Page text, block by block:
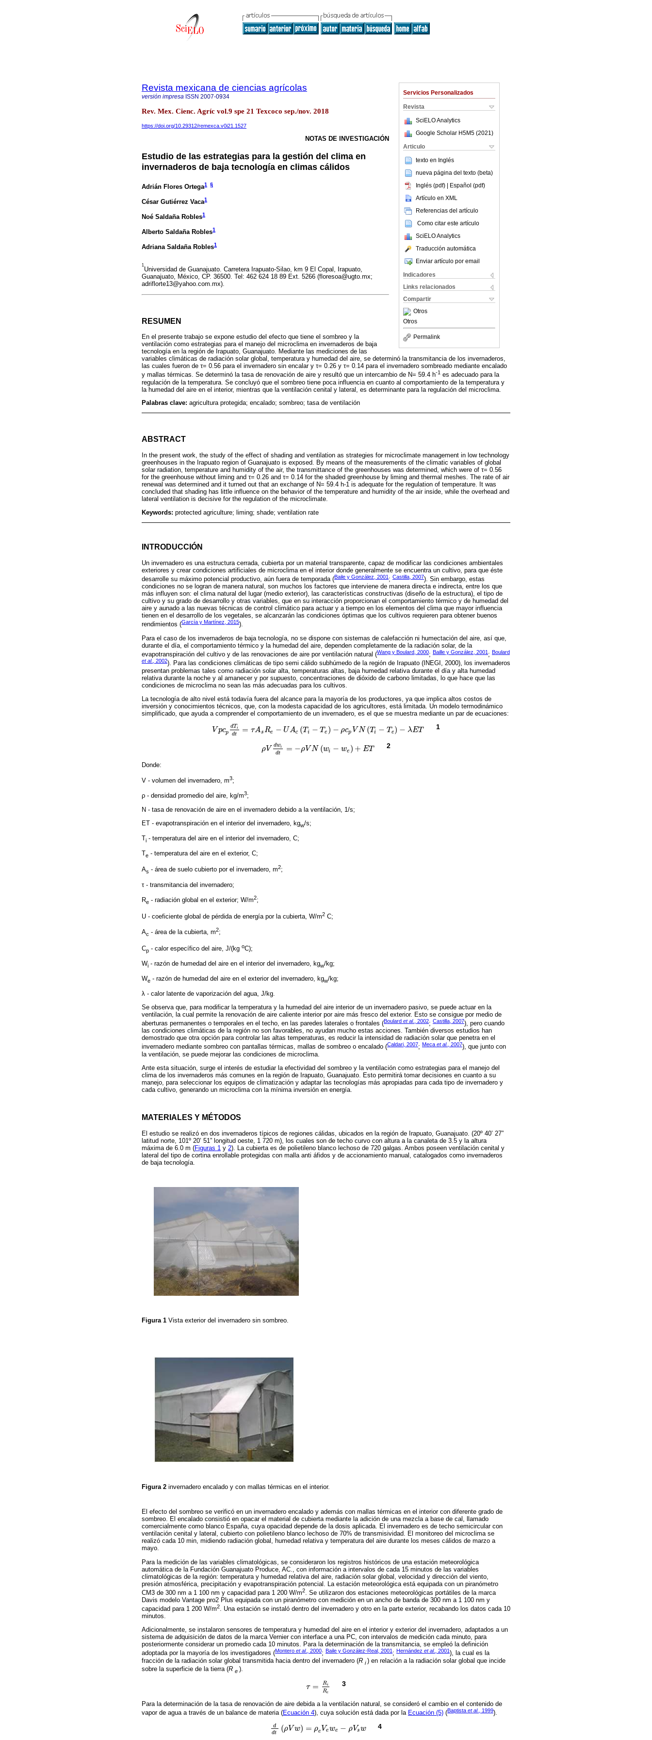
Servicios Personalizados
Revista
SciELO Analytics
Google Scholar H5M5 (2021 )
Articulo
texto en Inglés
nueva página del texto (beta)
Inglés (pdf) | Español (pdf)
Artículo en XML
Referencias del artículo
Como citar este artículo
SciELO Analytics
Traducción automática
Enviar artículo por email
Indicadores
Links relacionados
Compartir
Otros
Otros
Permalink
Revista mexicana de ciencias agrícolas
versión impresa ISSN 2007-0934
Rev. Mex. Cienc. Agríc vol.9 spe 21 Texcoco sep./nov. 2018
https://doi.org/10.29312/remexca.v0i21.1527
NOTAS DE INVESTIGACIÓN
Estudio de las estrategias para la gestión del clima en
invernaderos de baja tecnología en climas cálidos
Adrián Flores Ortega1 §
César Gutiérrez Vaca1
Noé Saldaña Robles1
Alberto Saldaña Robles1
Adriana Saldaña Robles1
1
Universidad de Guanajuato. Carretera Irapuato-Silao, km 9 El Copal, Irapuato,
Guanajuato, México, CP. 36500. Tel: 462 624 18 89 Ext. 5266 (floresoa@ugto.mx;
adriflorte13@yahoo.com.mx).
RESUMEN
En el presente trabajo se expone estudio del efecto que tiene el sombreo y la
ventilación como estrategias para el manejo del microclima en invernaderos de baja
tecnología en la región de Irapuato, Guanajuato. Mediante las mediciones de las
variables climáticas de radiación solar global, temperatura y humedad del aire, se determinó la transmitancia de los invernaderos,
las cuales fueron de τ= 0.56 para el invernadero sin encalar y τ= 0.26 y τ= 0.14 para el invernadero sombreado mediante encalado
y mallas térmicas. Se determinó la tasa de renovación de aire y resultó que un intercambio de N= 59.4 h-1 es adecuado para la
regulación de la temperatura. Se concluyó que el sombreo tiene poca influencia en cuanto al comportamiento de la temperatura y
la humedad del aire en el interior, mientras que la ventilación cenital y lateral, es determinante para la regulación del microclima.
Palabras clave: agricultura protegida; encalado; sombreo; tasa de ventilación
ABSTRACT
In the present work, the study of the effect of shading and ventilation as strategies for microclimate management in low technology
greenhouses in the Irapuato region of Guanajuato is exposed. By means of the measurements of the climatic variables of global
solar radiation, temperature and humidity of the air, the transmittance of the greenhouses was determined, which were of τ= 0.56
for the greenhouse without liming and τ= 0.26 and τ= 0.14 for the shaded greenhouse by liming and thermal meshes. The rate of air
renewal was determined and it turned out that an exchange of N= 59.4 h-1 is adequate for the regulation of temperature. It was
concluded that shading has little influence on the behavior of the temperature and humidity of the air inside, while the overhead and
lateral ventilation is decisive for the regulation of the microclimate.
Keywords: protected agriculture; liming; shade; ventilation rate
INTRODUCCIÓN
Un invernadero es una estructura cerrada, cubierta por un material transparente, capaz de modificar las condiciones ambientales
exteriores y crear condiciones artificiales de microclima en el interior donde generalmente se encuentra un cultivo, para que éste
desarrolle su máximo potencial productivo, aún fuera de temporada (Baile y González, 2001 ; Castilla, 2007). Sin embargo, estas
condiciones no se logran de manera natural, son muchos los factores que interviene de manera directa e indirecta, entre los que
más influyen son: el clima natural del lugar (medio exterior), las características constructivas (diseño de la estructura), el tipo de
cultivo y su grado de desarrollo y otras variables, que en su interacción proporcionan el comportamiento térmico y de humedad del
aire y aunado a las nuevas técnicas de control climático para actuar y a tiempo en los elementos del clima que mayor influencia
tienen en el desarrollo de los vegetales, se alcanzarán las condiciones óptimas que los cultivos requieren para obtener buenos
rendimientos (García y Martínez, 2015).
Para el caso de los invernaderos de baja tecnología, no se dispone con sistemas de calefacción ni humectación del aire, así que,
durante el día, el comportamiento térmico y la humedad del aire, dependen completamente de la radiación solar, de la
evapotranspiración del cultivo y de las renovaciones de aire por ventilación natural (Wang y Boulard, 2000; Baille y González, 2001 ; Boulard
et al., 2002). Para las condiciones climáticas de tipo semi cálido subhúmedo de la región de Irapuato (INEGI, 2000), los invernaderos
presentan problemas tales como radiación solar alta, temperaturas altas, baja humedad relativa durante el día y alta humedad
relativa durante la noche y al amanecer y por supuesto, concentraciones de dióxido de carbono limitadas, lo que hace que las
condiciones de microclima no sean las más adecuadas para los cultivos.
La tecnología de alto nivel está todavía fuera del alcance para la mayoría de los productores, ya que implica altos costos de
inversión y conocimientos técnicos, que, con la modesta capacidad de los agricultores, está limitada. Un modelo termodinámico
simplificado, que ayuda a comprender el comportamiento de un invernadero, es el que se muestra mediante un par de ecuaciones:
V pcp
dTi
dt = τAsRe − UAc (Ti − Te ) − ρcp V N (Ti − Te ) − λET
VpcpdTid =τ AsRe-U AcTi-Te- ρcpVN Ti-Te-λ ET 1
ρV dwi
dt = −ρVN (wi − we ) + ET
ρVdwid =-ρVNwi -w e+E T 2
Donde:
V - volumen del invernadero, m3;
ρ - densidad promedio del aire, kg/m3;
N - tasa de renovación de aire en el invernadero debido a la ventilación, 1/s;
ET - evapotranspiración en el interior del invernadero, kgw/s;
Ti - temperatura del aire en el interior del invernadero, C;
Te - temperatura del aire en el exterior, C;
As - área de suelo cubierto por el invernadero, m2;
τ - transmitancia del invernadero;
Re - radiación global en el exterior; W/m2;
U - coeficiente global de pérdida de energía por la cubierta, W/m2 C;
Ac - área de la cubierta, m2;
Cp - calor específico del aire, J/(kg oC);
Wi - razón de humedad del aire en el interior del invernadero, kgw/kg;
We - razón de humedad del aire en el exterior del invernadero, kgw/kg;
λ - calor latente de vaporización del agua, J/kg.
Se observa que, para modificar la temperatura y la humedad del aire interior de un invernadero pasivo, se puede actuar en la
ventilación, la cual permite la renovación de aire caliente interior por aire más fresco del exterior. Esto se consigue por medio de
aberturas permanentes o temporales en el techo, en las paredes laterales o frontales (Boulard et al., 2002; Castilla, 2007), pero cuando
las condiciones climáticas de la región no son favorables, no ayudan mucho estas acciones. También diversos estudios han
demostrado que otra opción para controlar las altas temperaturas, es reducir la intensidad de radiación solar que penetra en el
invernadero mediante sombreo con pantallas térmicas, mallas de sombreo o encalado (Caldari, 2007; Meca et al., 2007), que junto con
la ventilación, se puede mejorar las condiciones de microclima.
Ante esta situación, surge el interés de estudiar la efectividad del sombreo y la ventilación como estrategias para el manejo del
clima de los invernaderos más comunes en la región de Irapuato, Guanajuato. Esto permitirá tomar decisiones en cuanto a su
manejo, para seleccionar los equipos de climatización y adaptar las tecnologías más apropiadas para cada tipo de invernadero y
cada cultivo, generando un microclima con la mínima inversión en energía.
MATERIALES Y MÉTODOS
El estudio se realizó en dos invernaderos típicos de regiones cálidas, ubicados en la región de Irapuato, Guanajuato. (20º 40’ 27”
latitud norte, 101º 20’ 51” longitud oeste, 1 720 m), los cuales son de techo curvo con altura a la canaleta de 3.5 y la altura
máxima de 6.0 m (Figuras 1 y 2). La cubierta es de polietileno blanco lechoso de 720 galgas. Ambos poseen ventilación cenital y
lateral del tipo de cortina enrollable protegidas con malla anti áfidos y de accionamiento manual, catalogados como invernaderos
de baja tecnología.
Figura 1 Vista exterior del invernadero sin sombreo.
Figura 2 invernadero encalado y con mallas térmicas en el interior.
El efecto del sombreo se verificó en un invernadero encalado y además con mallas térmicas en el interior con diferente grado de
sombreo. El encalado consistió en opacar el material de cubierta mediante la adición de una mezcla a base de cal, llamado
comercialmente como blanco España, cuya opacidad depende de la dosis aplicada. El invernadero es de techo semicircular con
ventilación cenital y lateral, cubierto con polietileno blanco lechoso de 70% de transmisividad. El monitoreo del microclima se
realizó cada 10 min, midiendo radiación global, humedad relativa y temperatura del aire durante los meses cálidos de marzo a
mayo.
Para la medición de las variables climatológicas, se consideraron los registros históricos de una estación meteorológica
automática de la Fundación Guanajuato Produce, AC., con información a intervalos de cada 15 minutos de las variables
climatológicas de la región: temperatura y humedad relativa del aire, radiación solar global, velocidad y dirección del viento,
presión atmosférica, precipitación y evapotranspiración potencial. La estación meteorológica está equipada con un piranómetro
CM3 de 300 nm a 1 100 nm y capacidad para 1 200 W/m2
. Se utilizaron dos estaciones meteorológicas portátiles de la marca
Davis modelo Vantage pro2 Plus equipada con un piranómetro con medición en un ancho de banda de 300 nm a 1 100 nm y
capacidad para 1 200 W/m2. Una estación se instaló dentro del invernadero y otro en la parte exterior, recabando los datos cada 10
minutos.
Adicionalmente, se instalaron sensores de temperatura y humedad del aire en el interior y exterior del invernadero, adaptados a un
sistema de adquisición de datos de la marca Vernier con interface a una PC, con intervalos de medición cada minuto, para
posteriormente considerar un promedio cada 10 minutos. Para la determinación de la transmitancia, se empleó la definición
adoptada por la mayoría de los investigadores (Montero et al., 2000; Baile y González-Real, 2001; Hernández et al., 2001), la cual es la
fracción de la radiación solar global transmitida hacia dentro del invernadero (R i ) en relación a la radiación solar global que incide
sobre la superficie de la tierra (R e ).
τ = Ri
Re
τ= Ri Re 3
Para la determinación de la tasa de renovación de aire debida a la ventilación natural, se consideró el cambio en el contenido de
vapor de agua a través de un balance de materia (Ecuación 4), cuya solución está dada por la Ecuación (5) (Baptista et al., 1999).
d
dt (ρVw) = ρe Vewe − ρVsw
ddt ρVw=ρeVe we-ρVsw 4